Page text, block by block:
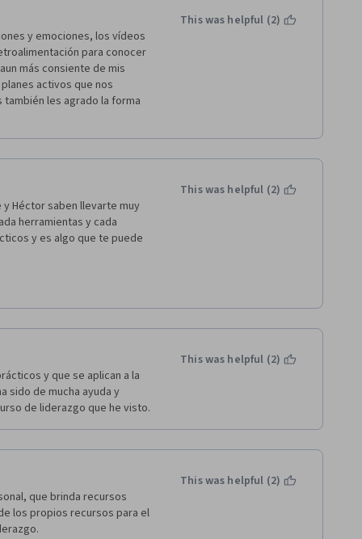
y emociones, los vídeos
para conocer
más consiente de mis
activos que nos
les agrado la forma
This was helpful (2)
y Héctor saben llevarte muy
herramientas y cada
y es algo que te puede
This was helpful (2)
y que se aplican a la
sido de mucha ayuda y
de liderazgo que he visto.
This was helpful (2)
que brinda recursos
los propios recursos para el
This was helpful (2)